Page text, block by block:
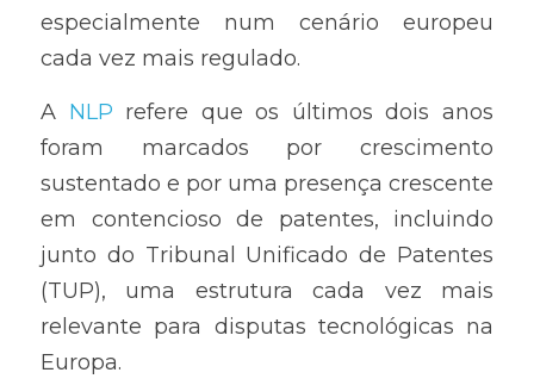
especialmente num cenário europeu
cada vez mais regulado.
A NLP refere que os últimos dois anos
foram marcados por crescimento
sustentado e por uma presença crescente
em contencioso de patentes, incluindo
junto do Tribunal Unificado de Patentes
(TUP), uma estrutura cada vez mais
relevante para disputas tecnológicas na
Europa.